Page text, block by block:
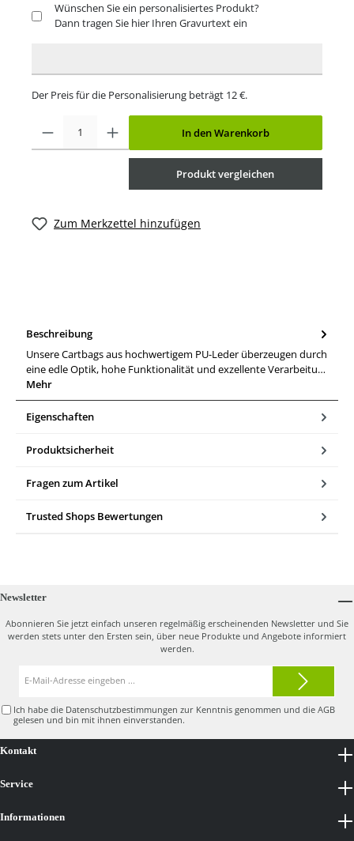
Wünschen Sie ein personalisiertes Produkt?
Dann tragen Sie hier Ihren Gravurtext ein
Der Preis für die Personalisierung beträgt 12 €.
In den Warenkorb
Produkt vergleichen
Zum Merkzettel hinzufügen
Beschreibung
Unsere Cartbags aus hochwertigem PU-Leder überzeugen durch
eine edle Optik, hohe Funktionalität und exzellente Verarbeitu…
Mehr
Eigenschaften
Produktsicherheit
Fragen zum Artikel
Trusted Shops Bewertungen
Newsletter
Abonnieren Sie jetzt einfach unseren regelmäßig erscheinenden Newsletter und Sie
werden stets unter den Ersten sein, über neue Produkte und Angebote informiert
werden.
Ich habe die Datenschutzbestimmungen zur Kenntnis genommen und dieAGB
gelesen und bin mit ihnen einverstanden.
Kontakt
Service
Informationen